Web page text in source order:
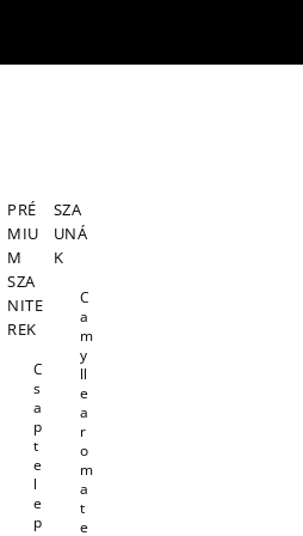
PRÉ
MIU
M
SZA
NITE
REK
C
s
a
p
t
e
l
e
p
SZA
UNÁ
K
C
a
m
y
ll
e
a
r
o
m
a
t
e